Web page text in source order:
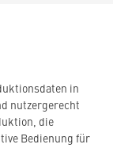
in
nutzergerecht
die
Bedienung für